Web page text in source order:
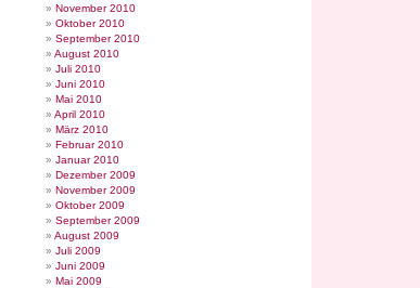
November 2010
Oktober 2010
September 2010
August 2010
Juli 2010
Juni 2010
Mai 2010
April 2010
März 2010
Februar 2010
Januar 2010
Dezember 2009
November 2009
Oktober 2009
September 2009
August 2009
Juli 2009
Juni 2009
Mai 2009